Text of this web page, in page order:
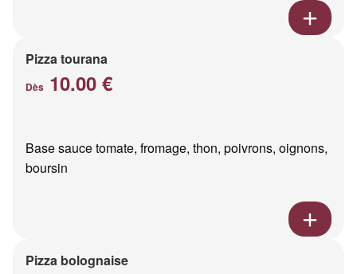
Pizza tourana
Dès 10.00 €
Base sauce tomate, fromage, thon, poivrons, oignons,
boursin
Pizza bolognaise